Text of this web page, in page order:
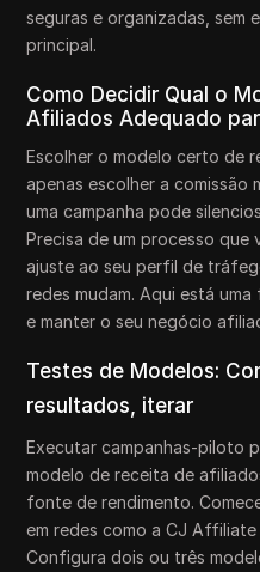
seguras e organizadas, sem
principal.
Como Decidir Qual o
Afiliados Adequado
Escolher o modelo certo de
apenas escolher a comissão
uma campanha pode
Precisa de um processo que
ajuste ao seu perfil de
redes mudam. Aqui está
e manter o seu negócio
Testes de Modelos:
resultados, iterar
Executar campanhas-piloto
modelo de receita de
fonte de rendimento.
em redes como a CJ
Configura dois ou três